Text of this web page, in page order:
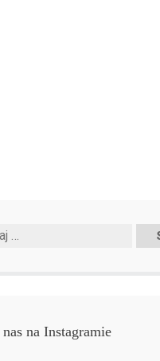
na Instagramie